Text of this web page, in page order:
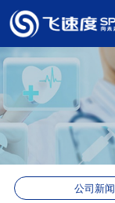
公司新闻